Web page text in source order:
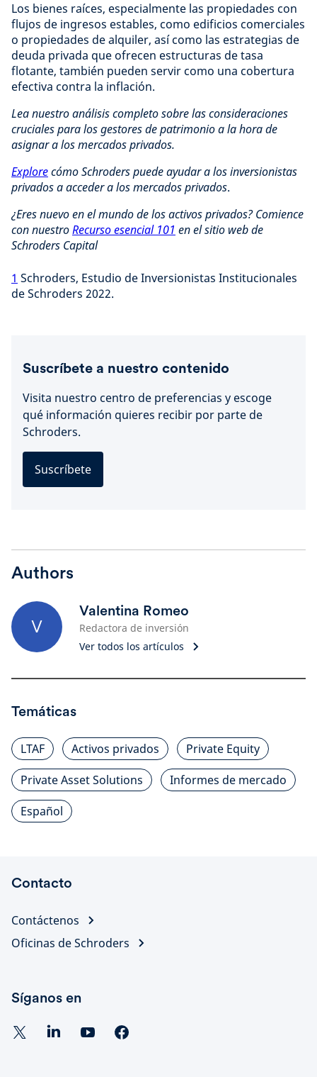
Los bienes raíces, especialmente las propiedades con
flujos de ingresos estables, como edificios comerciales
o propiedades de alquiler, así como las estrategias de
deuda privada que ofrecen estructuras de tasa
flotante, también pueden servir como una cobertura
efectiva contra la inflación.
Lea nuestro análisis completo sobre las consideraciones
cruciales para los gestores de patrimonio a la hora de
asignar a los mercados privados.
Explorecómo Schroders puede ayudar a los inversionistas
privados a acceder a los mercados privados.
¿Eres nuevo en el mundo de los activos privados? Comience
con nuestroRecurso esencial 101 en el sitio web de
Schroders Capital
1 Schroders, Estudio de Inversionistas Institucionales
de Schroders 2022.
Suscríbete a nuestro contenido
Visita nuestro centro de preferencias y escoge
qué información quieres recibir por parte de
Schroders.
Suscríbete
Authors
V
Valentina Romeo
Redactora de inversión
Ver todos los artículos
Temáticas
LTAF Activos privados
Private Equity
Private Asset Solutions
Informes de mercado
Español
Contacto
Contáctenos
Oficinas de Schroders
Síganos en